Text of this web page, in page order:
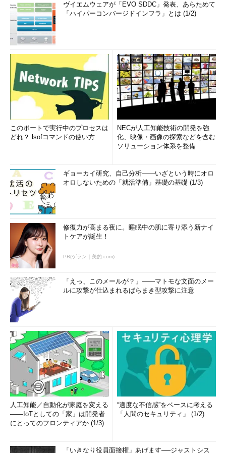
ヴイエムウェアが「EVO SDDC」発表、あらためて
「ハイパーコンバージドインフラ」とは (1/2)
このポートで実行中のプロセスは
どれ？ lsofコマンドの使い方
NECが人工知能技術の開発を強
化、映像・画像の探索などを含む
ソリューション体系を整備
ギョーカイ研究、自己分析――いざという時にオロ
オロしないための「就活準備」基礎の基礎 (1/3)
修復力が高まる夜に。睡眠中の肌に寄り添う新ナイ
トケアが誕生！
PR(ゲラン｜美的.com)
「えっ、このメールが？」――マトモな文面のメー
ルに攻撃が仕込まれるばらまき型攻撃に注意
人工知能／自動化が家庭を変える
――IoTとしての「家」は開発者
にとってのフロンティアか (1/3)
“適度な不信感”をベースに考える
「人間のセキュリティ」 (1/2)
「いきなり役員面接権」あげます──ジャストシス